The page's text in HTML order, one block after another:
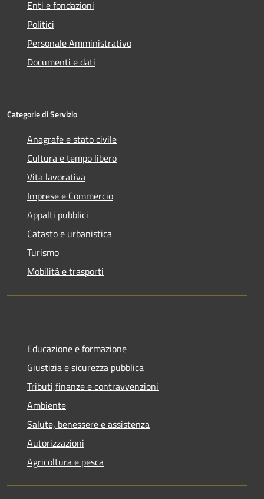
Enti e fondazioni
Politici
Personale Amministrativo
Documenti e dati
Categorie di Servizio
Anagrafe e stato civile
Cultura e tempo libero
Vita lavorativa
Imprese e Commercio
Appalti pubblici
Catasto e urbanistica
Turismo
Mobilità e trasporti
Educazione e formazione
Giustizia e sicurezza pubblica
Tributi,finanze e contravvenzioni
Ambiente
Salute, benessere e assistenza
Autorizzazioni
Agricoltura e pesca